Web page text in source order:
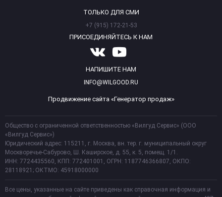
ТОЛЬКО ДЛЯ СМИ
+7 (915) 172-21-53
ПРИСОЕДИНЯЙТЕСЬ К НАМ
НАПИШИТЕ НАМ
INFO@WILGOOD.RU
Продвижение сайта «Генератор продаж»
Общество с ограниченной ответственностью «Вилгуд Сервис» (ООО
«Вилгуд Сервис»)
Юридический адрес: 115211, г. Москва, вн. тер. г. муниципальный округ
Москворечье-Сабурово, Ш. Каширское, д. 55, к. 5, помещ. 1/1.
ИНН: 7724435560, КПП: 772401001, ОГРН: 1187746366807, ОКПО:
28118921; ОКТМО: 45918000000
Все цены, указанные на сайте приведены как справочная информация и